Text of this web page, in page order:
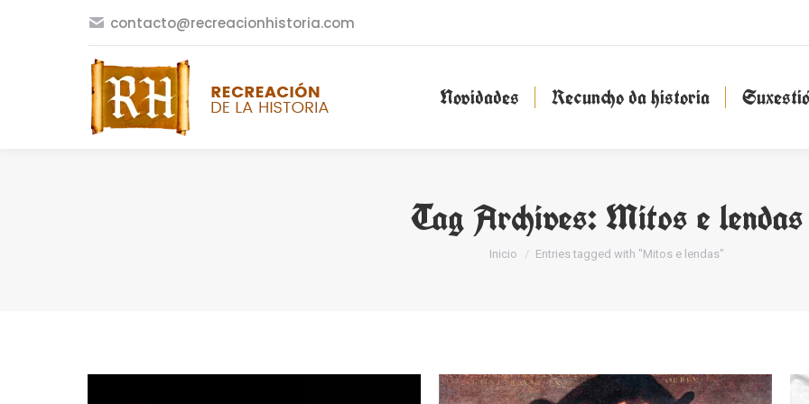
contacto@recreacionhistoria.com
Novidades Recuncho da historia
Tag Archives:Mitos e lendas
You are here:
Inicio Entries tagged with "Mitos e lendas"
Novidades Recuncho da historia